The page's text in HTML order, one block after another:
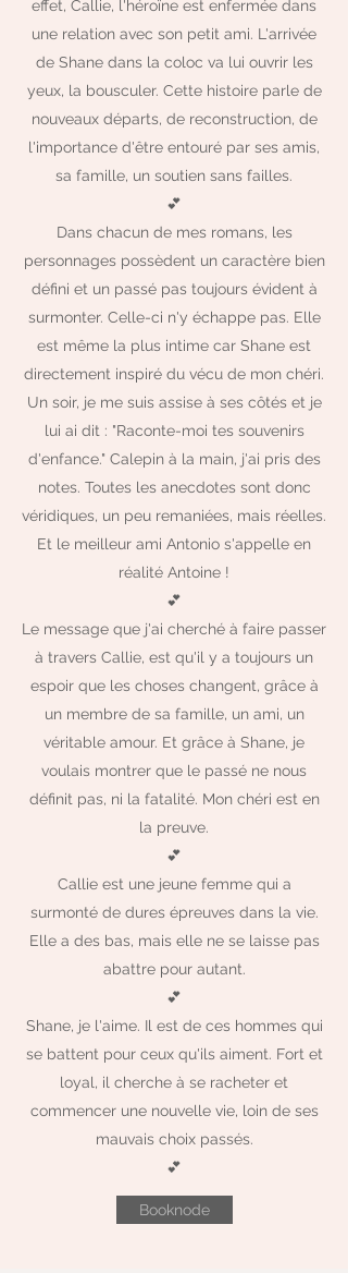
effet, Callie, l'héroïne est enfermée dans
une relation avec son petit ami. L'arrivée
de Shane dans la coloc va lui ouvrir les
yeux, la bousculer. Cette histoire parle de
nouveaux départs, de reconstruction, de
l'importance d'être entouré par ses amis,
sa famille, un soutien sans failles.
💕
Dans chacun de mes romans, les
personnages possèdent un caractère bien
défini et un passé pas toujours évident à
surmonter. Celle-ci n'y échappe pas. Elle
est même la plus intime car Shane est
directement inspiré du vécu de mon chéri.
Un soir, je me suis assise à ses côtés et je
lui ai dit : "Raconte-moi tes souvenirs
d'enfance." Calepin à la main, j'ai pris des
notes. Toutes les anecdotes sont donc
véridiques, un peu remaniées, mais réelles.
Et le meilleur ami Antonio s'appelle en
réalité Antoine !
💕
Le message que j'ai cherché à faire passer
à travers Callie, est qu'il y a toujours un
espoir que les choses changent, grâce à
un membre de sa famille, un ami, un
véritable amour. Et grâce à Shane, je
voulais montrer que le passé ne nous
définit pas, ni la fatalité. Mon chéri est en
la preuve.
💕
Callie est une jeune femme qui a
surmonté de dures épreuves dans la vie.
Elle a des bas, mais elle ne se laisse pas
abattre pour autant.
💕
Shane, je l'aime. Il est de ces hommes qui
se battent pour ceux qu'ils aiment. Fort et
loyal, il cherche à se racheter et
commencer une nouvelle vie, loin de ses
mauvais choix passés.
💕
Booknode